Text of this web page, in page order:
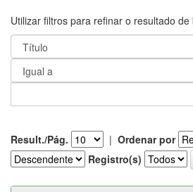
Utilizar filtros para refinar o resultado de
Result./Pág. | Ordenar por
Registro(s)